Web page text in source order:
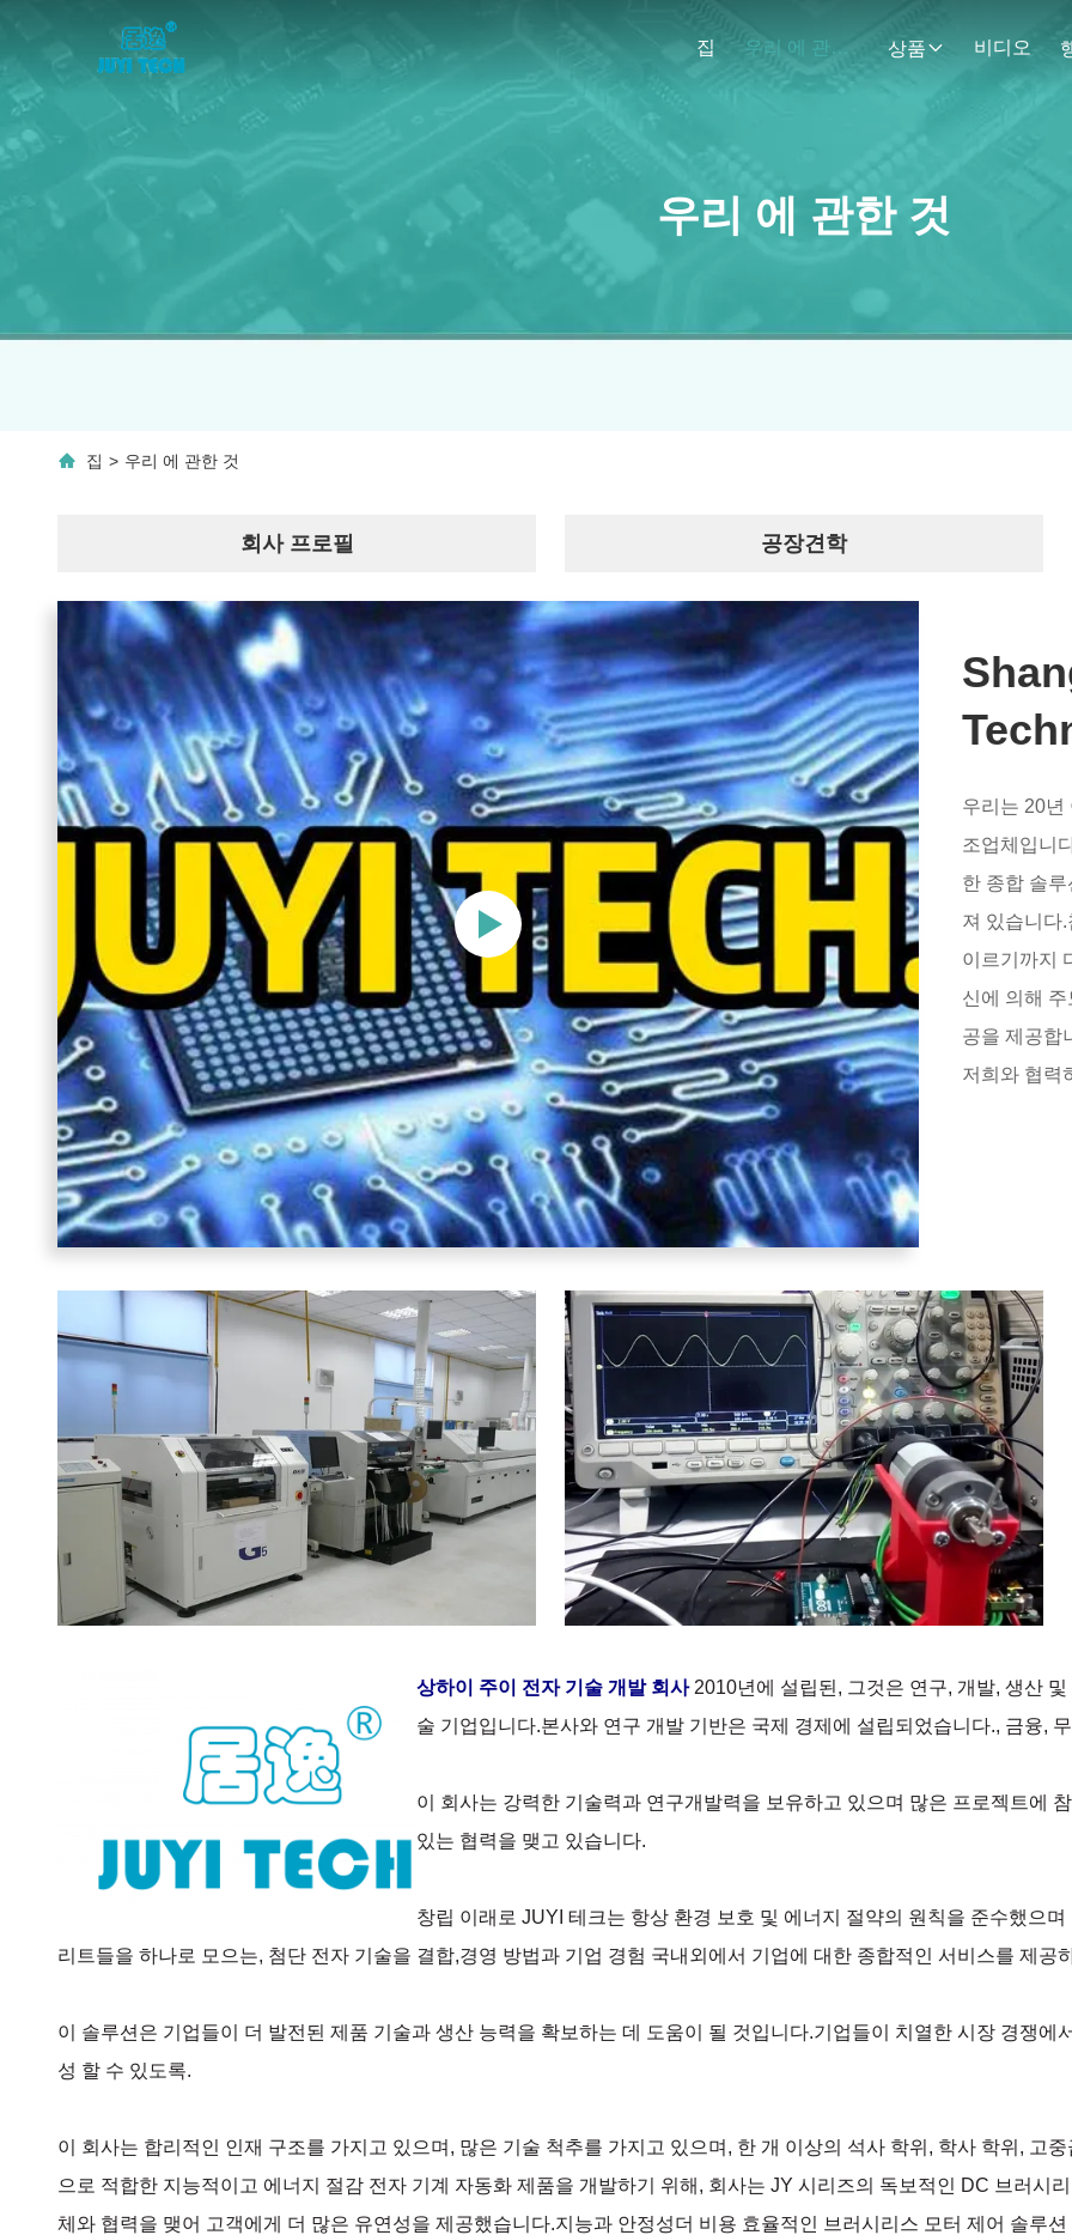
집 우리 에 관한 것 상품 비디오
우리 에 관한 것
집 > 우리 에 관한 것
회사 프로필 공장견학
Co.,
우리는 20년
조업체입니
한 종합 솔
져 있습니다
이르기까지
신에 의해
공을 제공합
저희와 협력
상하이 주이 전자 기술 개발 회사 2010년에 설립된, 그것은 연구, 개발, 생산
술 기업입니다.본사와 연구 개발 기반은 국제 경제에 설립되었습니다., 금융,
이 회사는 강력한 기술력과 연구개발력을 보유하고 있으며 많은 프로젝트에
있는 협력을 맺고 있습니다.
창립 이래로 JUYI 테크는 항상 환경 보호 및 에너지 절약의 원칙을 준수했으
리트들을 하나로 모으는, 첨단 전자 기술을 결합,경영 방법과 기업 경험 국내외에서 기업에 대한 종합적인 서비스를 제공
이 솔루션은 기업들이 더 발전된 제품 기술과 생산 능력을 확보하는 데 도움이 될 것입니다.기업들이 치열한 시장 경쟁
성 할 수 있도록.
이 회사는 합리적인 인재 구조를 가지고 있으며, 많은 기술 척추를 가지고 있으며, 한 개 이상의 석사 학위, 학사 학위, 고
으로 적합한 지능적이고 에너지 절감 전자 기계 자동화 제품을 개발하기 위해, 회사는 JY 시리즈의 독보적인 DC 브러시
체와 협력을 맺어 고객에게 더 많은 유연성을 제공했습니다.지능과 안정성더 비용 효율적인 브러시리스 모터 제어 솔루션